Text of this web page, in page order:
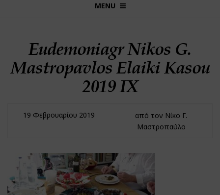
MENU
Eudemoniagr Nikos G.
Mastropavlos Elaiki Kasou
2019 IX
19 Φεβρουαρίου 2019
από τον Νίκο Γ.
Μαστροπαύλο